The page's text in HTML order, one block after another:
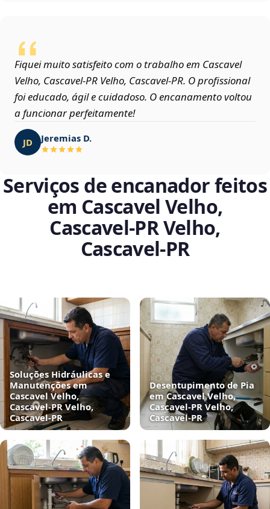
Fiquei muito satisfeito com o trabalho em Cascavel
Velho, Cascavel‑PR Velho, Cascavel‑PR. O profissional
foi educado, ágil e cuidadoso. O encanamento voltou
a funcionar perfeitamente!
JD Jeremias D.
Serviços de encanador feitos
em Cascavel Velho,
Cascavel‑PR Velho,
Cascavel‑PR
Soluções Hidráulicas e
Manutenções em
Cascavel Velho,
Cascavel‑PR Velho,
Cascavel‑PR
Desentupimento de Pia
em Cascavel Velho,
Cascavel‑PR Velho,
Cascavel‑PR